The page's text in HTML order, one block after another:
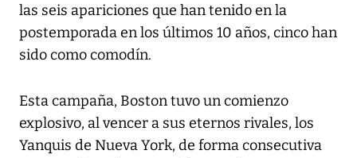
las seis apariciones que han tenido en la
postemporada en los últimos 10 años, cinco han
sido como comodín.
Esta campaña, Boston tuvo un comienzo
explosivo, al vencer a sus eternos rivales, los
Yanquis de Nueva York, de forma consecutiva